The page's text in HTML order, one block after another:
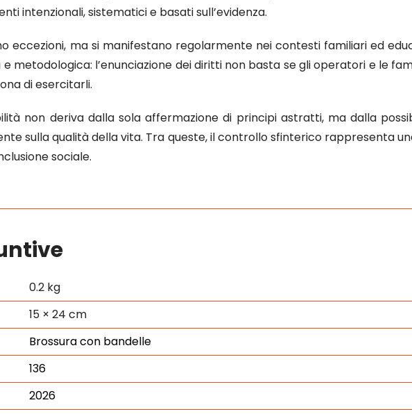
intenzionali, sistematici e basati sull’evidenza.
eccezioni, ma si manifestano regolarmente nei contesti familiari ed
metodologica: l’enunciazione dei diritti non basta se gli operatori e le
di esercitarli.
non deriva dalla sola affermazione di principi astratti, ma dalla
sulla qualità della vita. Tra queste, il controllo sfinterico rappresenta
sociale.
0.2 kg
15 × 24 cm
Brossura con bandelle
136
2026